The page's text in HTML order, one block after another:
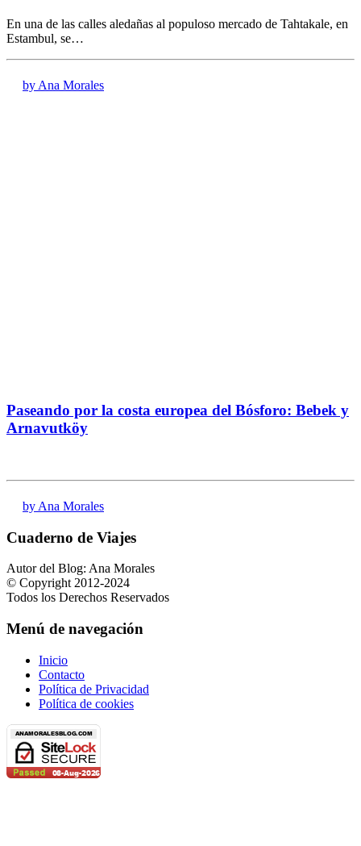
En una de las calles aledañas al populoso mercado de Tahtakale, en
Estambul, se…
by Ana Morales
Paseando por la costa europea del Bósforo: Bebek y
Arnavutköy
by Ana Morales
Cuaderno de Viajes
Autor del Blog: Ana Morales
© Copyright 2012-2024
Todos los Derechos Reservados
Menú de navegación
Inicio
Contacto
Política de Privacidad
Política de cookies